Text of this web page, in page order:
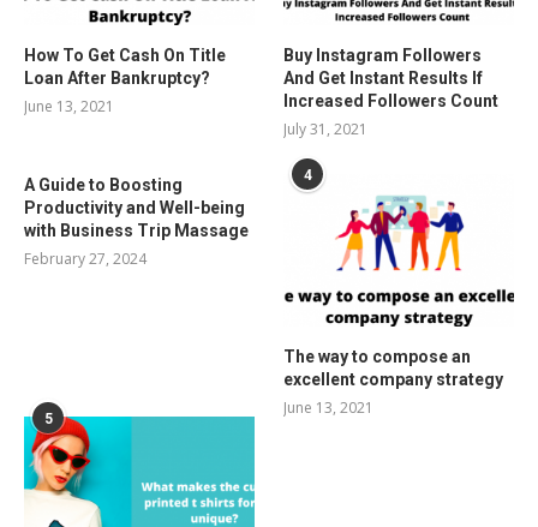
How To Get Cash On Title
Loan After Bankruptcy?
June 13, 2021
Buy Instagram Followers
And Get Instant Results If
Increased Followers Count
July 31, 2021
A Guide to Boosting
Productivity and Well-being
with Business Trip Massage
February 27, 2024
4
The way to compose an
excellent company strategy
June 13, 2021
5